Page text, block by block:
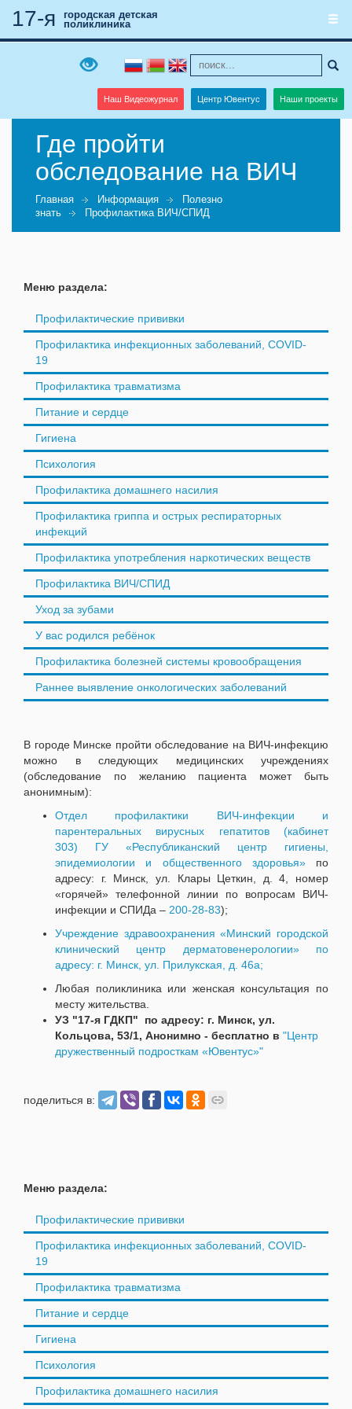
Наш Видеожурнал Центр Ювентус Наши проекты
17-я
городская детская
поликлиника
Где пройти
обследование на ВИЧ
Главная Информация
Полезно
знать
Профилактика ВИЧ/СПИД
Меню раздела:
Профилактические прививки
Профилактика инфекционных заболеваний, COVID-
19
Профилактика травматизма
Питание и сердце
Гигиена
Психология
Профилактика домашнего насилия
Профилактика гриппа и острых респираторных
инфекций
Профилактика употребления наркотических веществ
Профилактика ВИЧ/СПИД
Уход за зубами
У вас родился ребёнок
Профилактика болезней системы кровообращения
Раннее выявление онкологических заболеваний
В городе Минске пройти обследование на ВИЧ-инфекцию
можно в следующих медицинских учреждениях
(обследование по желанию пациента может быть
анонимным):
Отдел профилактики ВИЧ-инфекции и
парентеральных вирусных гепатитов (кабинет
303) ГУ «Республиканский центр гигиены,
эпидемиологии и общественного здоровья»по
адресу: г. Минск, ул. Клары Цеткин, д. 4, номер
«горячей» телефонной линии по вопросам ВИЧ-
инфекции и СПИДа – 200-28-83);
Учреждение здравоохранения «Минский городской
клинический центр дерматовенерологии» по
адресу: г. Минск, ул. Прилукская, д. 46а;
Любая поликлиника или женская консультация по
месту жительства.
УЗ "17-я ГДКП" по адресу: г. Минск, ул.
Кольцова, 53/1, Анонимно - бесплатно в "Центр
дружественный подросткам «Ювентус»"
поделиться в:
Меню раздела:
Профилактические прививки
Профилактика инфекционных заболеваний, COVID-
19
Профилактика травматизма
Питание и сердце
Гигиена
Психология
Профилактика домашнего насилия